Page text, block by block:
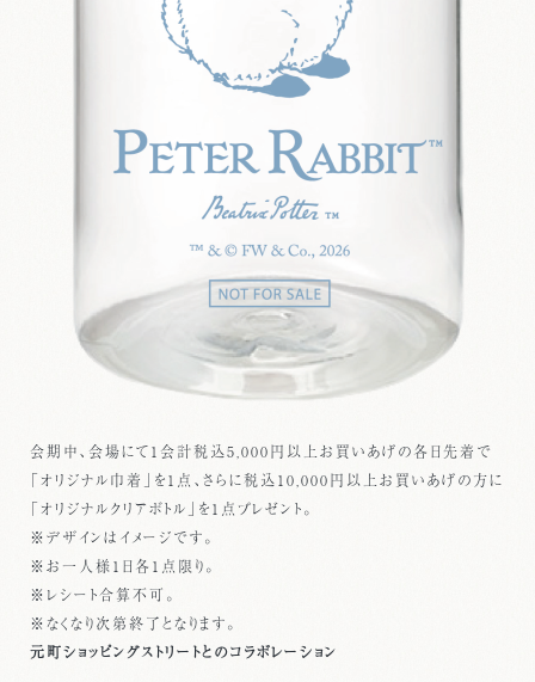
会期中、会場にて1会計税込5,000円以上お買いあげの各日先着で
「オリジナル巾着」を1点、さらに税込10,000円以上お買いあげの方に
「オリジナルクリアボトル」を1点プレゼント。
※デザインはイメージです。
※お一人様1日各1点限り。
※レシート合算不可。
※なくなり次第終了となります。
元町ショッピングストリートとのコラボレーション